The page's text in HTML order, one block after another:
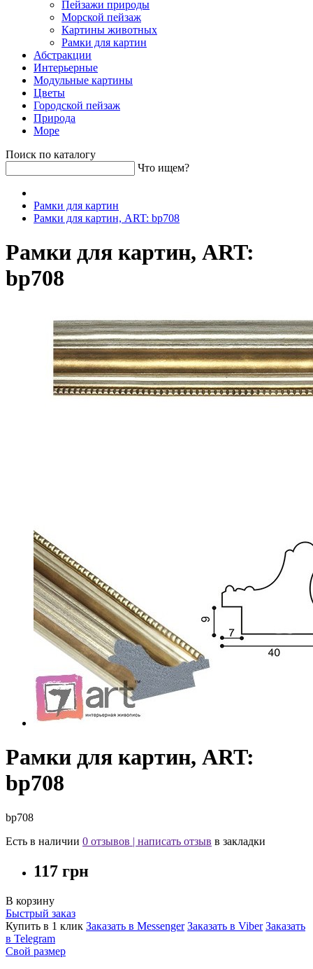
Пейзажи природы
Морской пейзаж
Картины животных
Рамки для картин
Абстракции
Интерьерные
Модульные картины
Цветы
Городской пейзаж
Природа
Море
Поиск по каталогу
Что ищем?
Рамки для картин
Рамки для картин, ART: bp708
Рамки для картин, ART:
bp708
Рамки для картин, ART:
bp708
bp708
Есть в наличии 0 отзывов | написать отзыв в закладки
117 грн
В корзину
Быстрый заказ
Купить в 1 клик Заказать в Messenger Заказать в Viber Заказать
в Telegram
Свой размер